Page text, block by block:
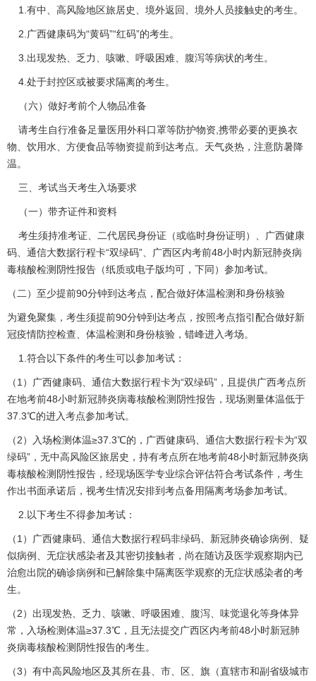
1.有中、高风险地区旅居史、境外返回、境外人员接触史的考生。
2.广西健康码为“黄码”“红码”的考生。
3.出现发热、乏力、咳嗽、呼吸困难、腹泻等病状的考生。
4.处于封控区或被要求隔离的考生。
（六）做好考前个人物品准备
请考生自行准备足量医用外科口罩等防护物资,携带必要的更换衣
物、饮用水、方便食品等物资提前到达考点。天气炎热，注意防暑降
温。
三、考试当天考生入场要求
（一）带齐证件和资料
考生须持准考证、二代居民身份证（或临时身份证明）、广西健康
码、通信大数据行程卡“双绿码”、广西区内考前48小时内新冠肺炎病
毒核酸检测阴性报告（纸质或电子版均可，下同）参加考试。
（二）至少提前90分钟到达考点，配合做好体温检测和身份核验
为避免聚集，考生须提前90分钟到达考点，按照考点指引配合做好新
冠疫情防控检查、体温检测和身份核验，错峰进入考场。
1.符合以下条件的考生可以参加考试：
（1）广西健康码、通信大数据行程卡为“双绿码”，且提供广西考点所
在地考前48小时新冠肺炎病毒核酸检测阴性报告，现场测量体温低于
37.3℃的进入考点参加考试。
（2）入场检测体温≥37.3℃的，广西健康码、通信大数据行程卡为“双
绿码”，无中高风险区旅居史，持有考点所在地考前48小时新冠肺炎病
毒核酸检测阴性报告，经现场医学专业综合评估符合考试条件，考生
作出书面承诺后，视考生情况安排到考点备用隔离考场参加考试。
2.以下考生不得参加考试：
（1）广西健康码、通信大数据行程码非绿码、新冠肺炎确诊病例、疑
似病例、无症状感染者及其密切接触者，尚在随访及医学观察期内已
治愈出院的确诊病例和已解除集中隔离医学观察的无症状感染者的考
生。
（2）出现发热、乏力、咳嗽、呼吸困难、腹泻、味觉退化等身体异
常，入场检测体温≥37.3℃，且无法提交广西区内考前48小时新冠肺
炎病毒核酸检测阴性报告的考生。
（3）有中高风险地区及其所在县、市、区、旗（直辖市和副省级城市